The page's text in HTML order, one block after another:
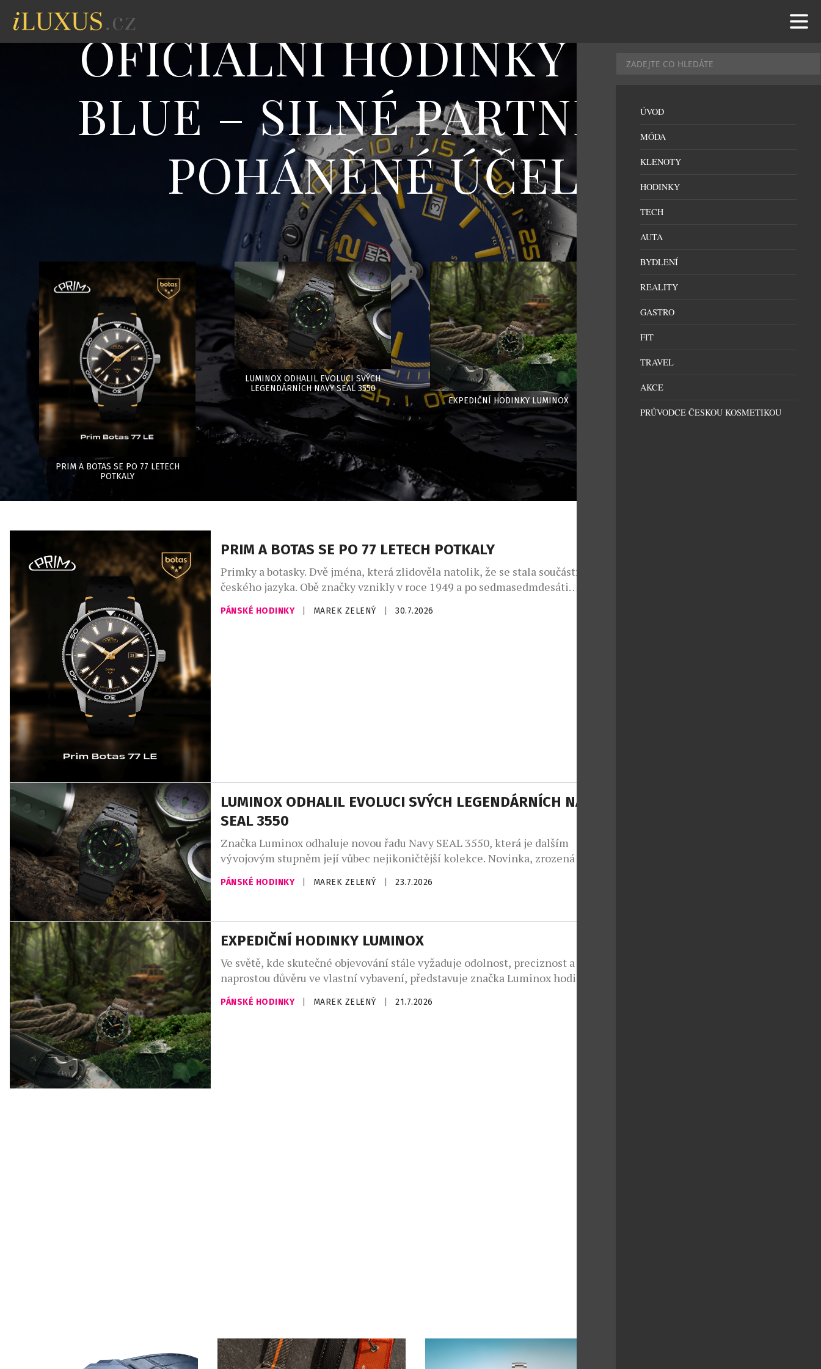
OFICIÁLNÍ HODINKY FORCE
BLUE – SILNÉ PARTNERSTVÍ
POHÁNĚNÉ ÚČELEM
PRIM A BOTAS SE PO 77 LETECH
POTKALY
LUMINOX ODHALIL EVOLUCI SVÝCH
LEGENDÁRNÍCH NAVY SEAL 3550
EXPEDIČNÍ HODINKY LUMINOX
NÁDECH MONOCHROMATICKÉ
PRIM A BOTAS SE PO 77 LETECH POTKALY
Primky a botasky. Dvě jména, která zlidověla natolik, že se stala součástí
českého jazyka. Obě značky vznikly v roce 1949 a po sedmasedmdesáti
letech se poprvé setkaly na jednom výrobku. Limitovaná edice hodinek Prim
Botas 77 vznikla v počtu 77 kusů a během dvou dnů byla vyprodaná. Dne 4.
PÁNSKÉ HODINKY MAREK ZELENÝ 30.7.2026
LUMINOX ODHALIL EVOLUCI SVÝCH LEGENDÁRNÍCH NAVY
SEAL 3550
Značka Luminox odhaluje novou řadu Navy SEAL 3550, která je dalším
vývojovým stupněm její vůbec nejikoničtější kolekce. Novinka, zrozená z
desítek let spolupráce s americkými speciálními jednotkami U.S. Navy
SEALs, si zachovává svou nekompromisní odolnost a taktický výkon.
padne na zápěstí všech velikostí. Série Navy SEAL […]
PÁNSKÉ HODINKY MAREK ZELENÝ 23.7.2026
EXPEDIČNÍ HODINKY LUMINOX
Ve světě, kde skutečné objevování stále vyžaduje odolnost, preciznost a
naprostou důvěru ve vlastní vybavení, představuje značka Luminox hodinky
Adventure Watch. Tento model byl tvořený odkazem historických expedic,
ale zkonstruovaný pro realitu moderního dobrodružství. Novinka, která čerpá
PÁNSKÉ HODINKY MAREK ZELENÝ 21.7.2026
ÚVOD
MÓDA
KLENOTY
HODINKY
TECH
AUTA
BYDLENÍ
REALITY
GASTRO
FIT
TRAVEL
AKCE
PRŮVODCE ČESKOU KOSMETIKOU